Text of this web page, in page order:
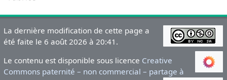
La dernière modification de cette page a
été faite le 6 août 2026 à 20:41.
Le contenu est disponible sous licence Creative
Commons paternité – non commercial – partage à